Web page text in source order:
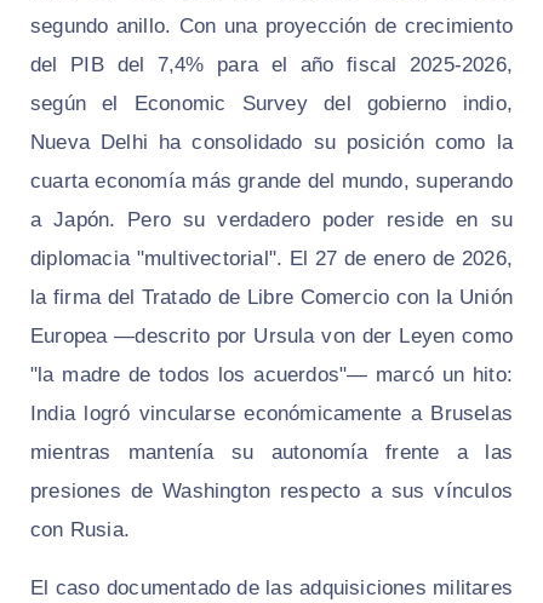
segundo anillo. Con una proyección de crecimiento
del PIB del 7,4% para el año fiscal 2025-2026,
según el Economic Survey del gobierno indio,
Nueva Delhi ha consolidado su posición como la
cuarta economía más grande del mundo, superando
a Japón. Pero su verdadero poder reside en su
diplomacia "multivectorial". El 27 de enero de 2026,
la firma del Tratado de Libre Comercio con la Unión
Europea —descrito por Ursula von der Leyen como
"la madre de todos los acuerdos"— marcó un hito:
India logró vincularse económicamente a Bruselas
mientras mantenía su autonomía frente a las
presiones de Washington respecto a sus vínculos
con Rusia.
El caso documentado de las adquisiciones militares